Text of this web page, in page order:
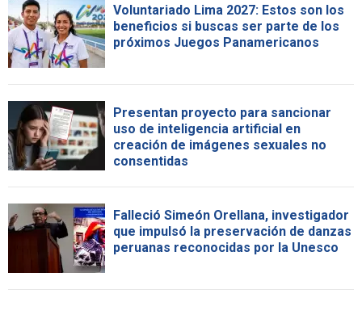
Voluntariado Lima 2027: Estos son los
beneficios si buscas ser parte de los
próximos Juegos Panamericanos
Presentan proyecto para sancionar
uso de inteligencia artificial en
creación de imágenes sexuales no
consentidas
Falleció Simeón Orellana, investigador
que impulsó la preservación de danzas
peruanas reconocidas por la Unesco